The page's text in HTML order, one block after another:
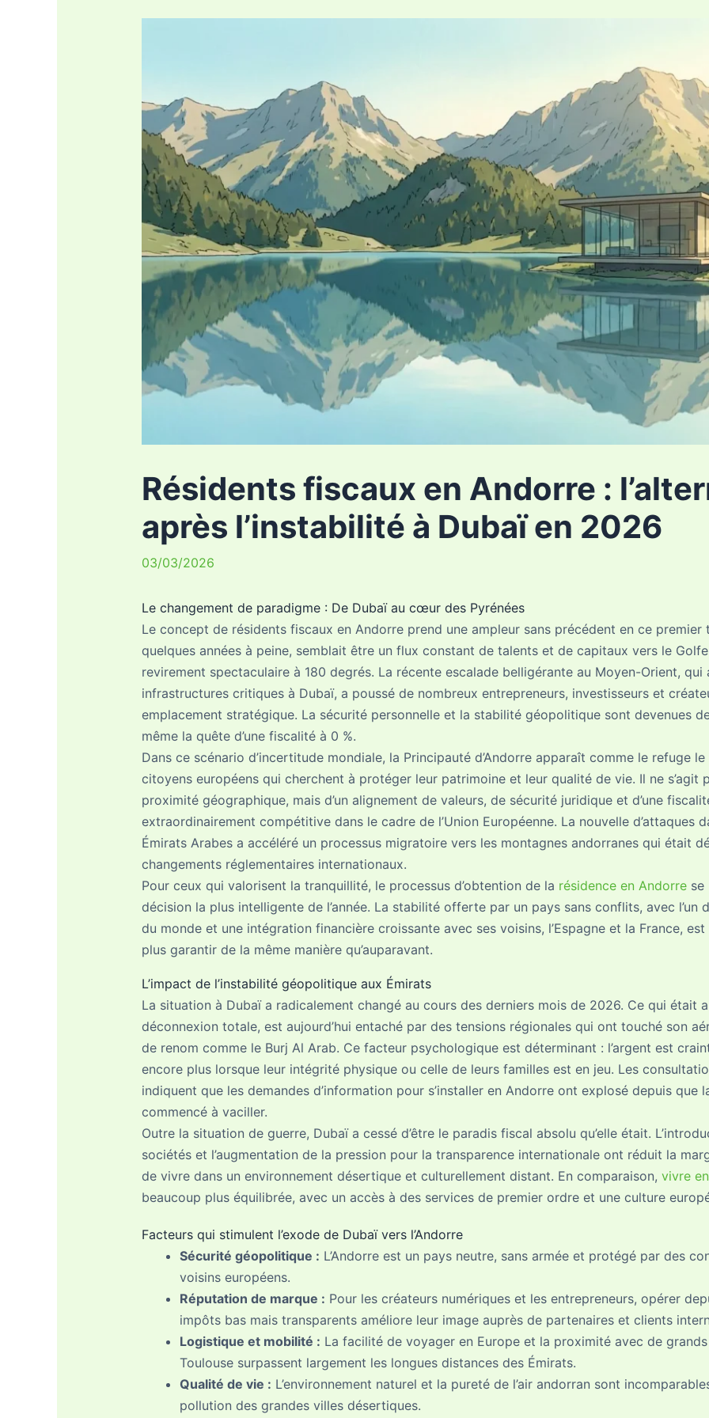
Résidents fiscaux en Andorre :
après l’instabilité à Dubaï en 2026
03/03/2026
Le changement de paradigme : De Dubaï au cœur des Pyrénées
Le concept de résidents fiscaux en Andorre prend une ampleur sans précédent en ce
quelques années à peine, semblait être un flux constant de talents et de capitaux vers le
revirement spectaculaire à 180 degrés. La récente escalade belligérante au Moyen-Orient,
infrastructures critiques à Dubaï, a poussé de nombreux entrepreneurs, investisseurs et
emplacement stratégique. La sécurité personnelle et la stabilité géopolitique sont devenues
même la quête d’une fiscalité à 0 %.
Dans ce scénario d’incertitude mondiale, la Principauté d’Andorre apparaît comme le refuge
citoyens européens qui cherchent à protéger leur patrimoine et leur qualité de vie. Il ne s’agit
proximité géographique, mais d’un alignement de valeurs, de sécurité juridique et d’une
extraordinairement compétitive dans le cadre de l’Union Européenne. La nouvelle d’attaques
Émirats Arabes a accéléré un processus migratoire vers les montagnes andorranes qui était
changements réglementaires internationaux.
Pour ceux qui valorisent la tranquillité, le processus d’obtention de la résidence en Andorrese
décision la plus intelligente de l’année. La stabilité offerte par un pays sans conflits, avec l’un
du monde et une intégration financière croissante avec ses voisins, l’Espagne et la France,
plus garantir de la même manière qu’auparavant.
L’impact de l’instabilité géopolitique aux Émirats
La situation à Dubaï a radicalement changé au cours des derniers mois de 2026. Ce qui était
déconnexion totale, est aujourd’hui entaché par des tensions régionales qui ont touché son
de renom comme le Burj Al Arab. Ce facteur psychologique est déterminant : l’argent est
encore plus lorsque leur intégrité physique ou celle de leurs familles est en jeu. Les
indiquent que les demandes d’information pour s’installer en Andorre ont explosé depuis que
commencé à vaciller.
Outre la situation de guerre, Dubaï a cessé d’être le paradis fiscal absolu qu’elle était.
sociétés et l’augmentation de la pression pour la transparence internationale ont réduit la
de vivre dans un environnement désertique et culturellement distant. En comparaison, vivre
beaucoup plus équilibrée, avec un accès à des services de premier ordre et une culture
Facteurs qui stimulent l’exode de Dubaï vers l’Andorre
Sécurité géopolitique : L’Andorre est un pays neutre, sans armée et protégé par des
voisins européens.
Réputation de marque : Pour les créateurs numériques et les entrepreneurs, opérer
impôts bas mais transparents améliore leur image auprès de partenaires et clients
Logistique et mobilité : La facilité de voyager en Europe et la proximité avec de
Toulouse surpassent largement les longues distances des Émirats.
Qualité de vie : L’environnement naturel et la pureté de l’air andorran sont
pollution des grandes villes désertiques.